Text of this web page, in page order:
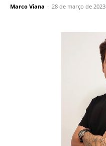
Marco Viana - 28 de março de 2023